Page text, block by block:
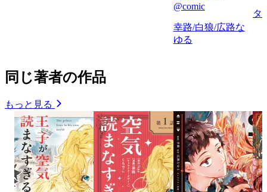
@comic
幸路/白狼/広路な
ゆる
タ
同じ著者の作品
もっと見る